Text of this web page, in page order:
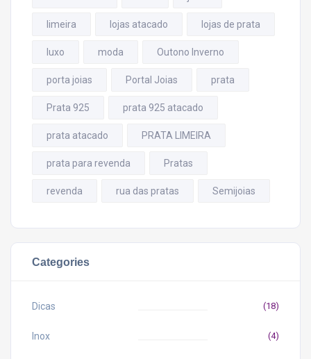
limeira lojas atacado lojas de prata
luxo moda Outono Inverno
porta joias Portal Joias prata
Prata 925 prata 925 atacado
prata atacado PRATA LIMEIRA
prata para revenda Pratas
revenda rua das pratas Semijoias
Categories
Dicas (18)
Inox (4)